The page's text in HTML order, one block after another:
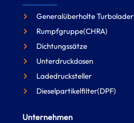
Generalüberholte Turbolader
Rumpfgruppe(CHRA)
Dichtungssätze
Unterdruckdosen
Ladedrucksteller
Dieselpartikelfilter(DPF)
Unternehmen